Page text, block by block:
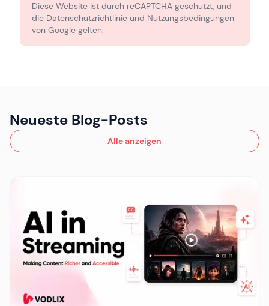
Diese Website ist durch reCAPTCHA geschützt, und
die Datenschutzrichtlinie und Nutzungsbedingungen
von Google gelten.
Neueste Blog-Posts
Alle anzeigen